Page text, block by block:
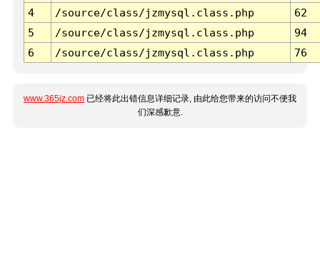
4
/source/class/jzmysql.class.php
62
5
/source/class/jzmysql.class.php
94
6
/source/class/jzmysql.class.php 76
www.365jz.com 已经将此出错信息详细记录, 由此给您带来的访问不便我
们深感歉意.